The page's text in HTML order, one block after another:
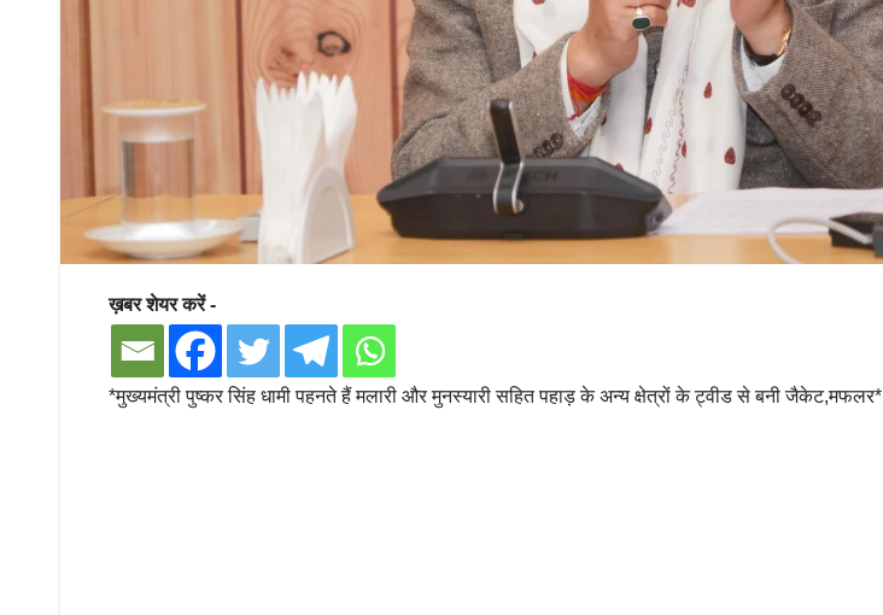
ख़बर शेयर करें -
*मुख्यमंत्री पुष्कर सिंह धामी पहनते हैं मलारी और मुनस्यारी सहित पहाड़ के अन्य क्षेत्रों के ट्वीड से बनी जैकेट,मफलर*